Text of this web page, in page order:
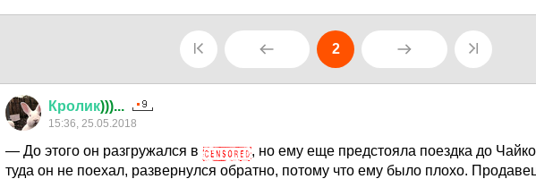
2
Кролик)))...
15:36, 25.05.2018
— До этого он разгружался в
, но ему еще предстояла поездка до
туда он не поехал, развернулся обратно, потому что ему было плохо.